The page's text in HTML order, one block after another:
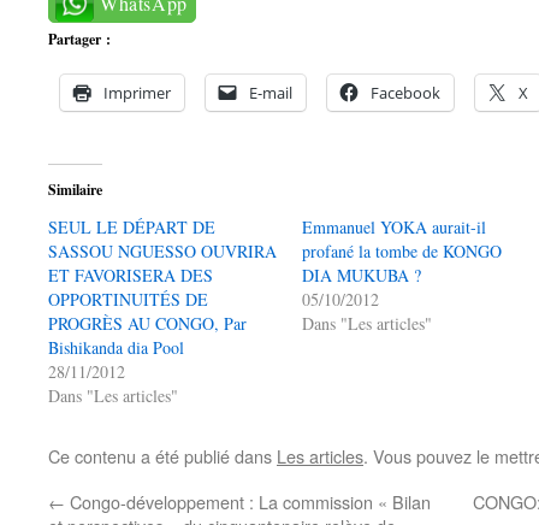
Partager :
Imprimer E-mail Facebook X
Similaire
SEUL LE DÉPART DE
SASSOU NGUESSO OUVRIRA
ET FAVORISERA DES
OPPORTINUITÉS DE
PROGRÈS AU CONGO, Par
Bishikanda dia Pool
28/11/2012
Dans "Les articles"
Emmanuel YOKA aurait-il
profané la tombe de KONGO
DIA MUKUBA ?
05/10/2012
Dans "Les articles"
Ce contenu a été publié dans Les articles. Vous pouvez le
← Congo-développement : La commission « Bilan